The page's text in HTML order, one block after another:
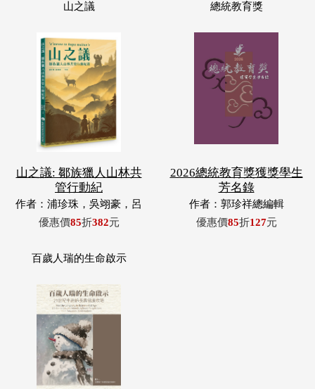
山之議
山之議: 鄒族獵人山林共
管行動紀
作者：浦珍珠，吳翊豪，呂
翊齊，張惠東，許玉青，王
優惠價85折382元
總統教育獎
2026總統教育獎獲獎學生
芳名錄
作者：郭珍祥總編輯
優惠價85折127元
百歲人瑞的生命啟示